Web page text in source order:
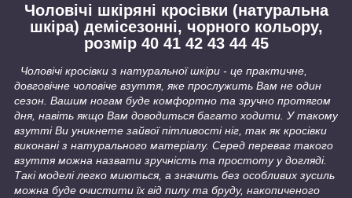
Чоловічі шкіряні кросівки (натуральна
шкіра) демісезонні, чорного кольору,
розмір 40 41 42 43 44 45
Чоловічі кросівки з натуральної шкіри - це практичне,
довговічне чоловіче взуття, яке прослужить Вам не один
сезон. Вашим ногам буде комфортно та зручно протягом
дня, навіть якщо Вам доводиться багато ходити. У такому
взутті Ви уникнете зайвої пітливості ніг, так як кросівки
виконані з натурального матеріалу. Серед переваг такого
взуття можна назвати зручність та простоту у догляді.
Такі моделі легко миються, а значить без особливих зусиль
можна буде очистити їх від пилу та бруду, накопиченого